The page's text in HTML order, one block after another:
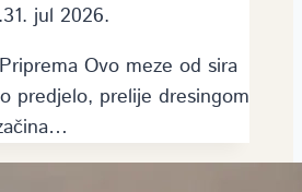
31. jul 2026.
Ovo meze od sira
predjelo, prelije dresingom